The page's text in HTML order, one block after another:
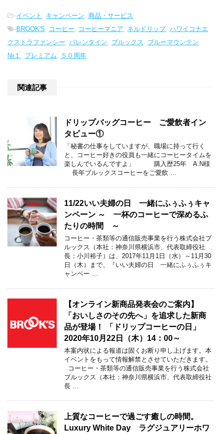
-イベント キャンペーン 商品・サービス
-BROOK'S コーヒー コーヒーマニア ネルドリップ, ハワイコナエ
クストラファンシー バレンタイン ブルックス
ブルーマウンテン
№１
プレミアム ５０周年
関連記事
ドリップバッグコーヒー ご愛飲者イン
タビュー①
「秘書の仕事をしていますが、職場に持って行く
と、コーヒー好きの役員も一緒にコーヒータイムを
楽しんでいるんですよ」 購入歴25年 A.N様
長年ブルックスコーヒーをご愛飲 …
11/22いい夫婦の日 一緒にふぅふぅキャ
ンペーン ～ 一杯のコーヒーで深めるふ
たりの時間 ～
コーヒー・茶類等の通信販売事業を行う株式会社ブ
ルックス（本社：神奈川県横浜市、代表取締役社
長：小川裕子）は、2017年11月1日（水）～11月30
日（木）まで、『いい夫婦の日 一緒にふぅふぅキ
ャンペー …
【オンライン新商品発表会のご案内】
「おいしさのその先へ」を追求した新商
品が登場！ 「ドリップコーヒーの日」
2020年10月22日（木）14：00～
本案内状による報道は固くお断り申し上げます。本
イベントをもって情報解禁とさせていただきます。
コーヒー・茶類等の通信販売事業を行う株式会社
ブルックス（本社：神奈川県横浜市、代表取締役社
長 …
上質なコーヒーで過ごす癒しの時間。
Luxury White Day ラグジュアリーホワ